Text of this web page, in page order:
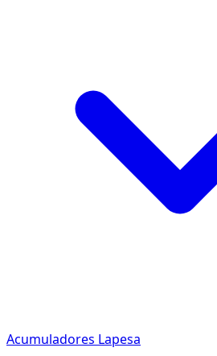
Acumuladores Lapesa